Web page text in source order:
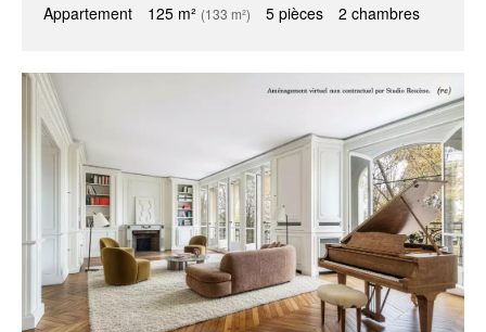
Appartement 125 m² (133 m²) 5 pièces 2 chambres